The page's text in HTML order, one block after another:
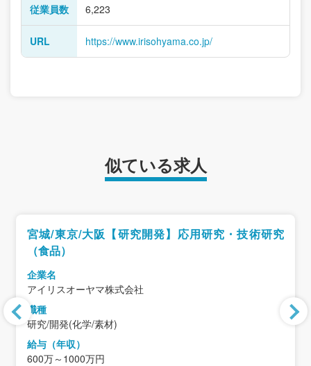
従業員数 6,223
URL https://www.irisohyama.co.jp/
似ている求人
宮城/東京/大阪【研究開発】応用研究・技術研究
（食品）
企業名
アイリスオーヤマ株式会社
職種
研究/開発(化学/素材)
給与（年収）
600万～1000万円